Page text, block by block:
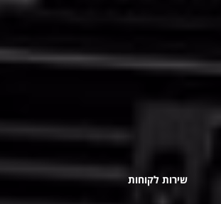
שירות לקוחות